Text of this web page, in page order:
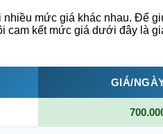
mức giá khác nhau. Để
cam kết mức giá dưới đây là
GIÁ/